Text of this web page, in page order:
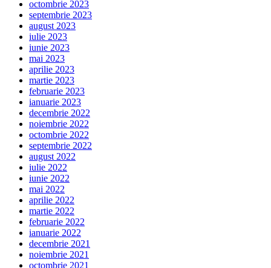
octombrie 2023
septembrie 2023
august 2023
iulie 2023
iunie 2023
mai 2023
aprilie 2023
martie 2023
februarie 2023
ianuarie 2023
decembrie 2022
noiembrie 2022
octombrie 2022
septembrie 2022
august 2022
iulie 2022
iunie 2022
mai 2022
aprilie 2022
martie 2022
februarie 2022
ianuarie 2022
decembrie 2021
noiembrie 2021
octombrie 2021